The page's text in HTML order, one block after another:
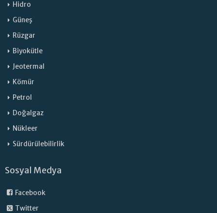
Hidro
Güneş
Rüzgar
Biyokütle
Jeotermal
Kömür
Petrol
Doğalgaz
Nükleer
Sürdürülebilirlik
Sosyal Medya
Facebook
Twitter